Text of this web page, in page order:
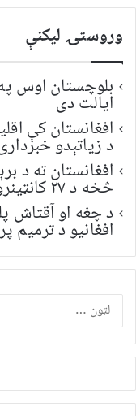
وروستۍ ليکنې
بلوچستان اوس
ایالت دی
د زیاتېدو
افغانستان ته د
څخه د ۲۷ کانټینرونو لېږد پیل شو
افغانیو د ترمیم پروژه ۸۷ سلنه